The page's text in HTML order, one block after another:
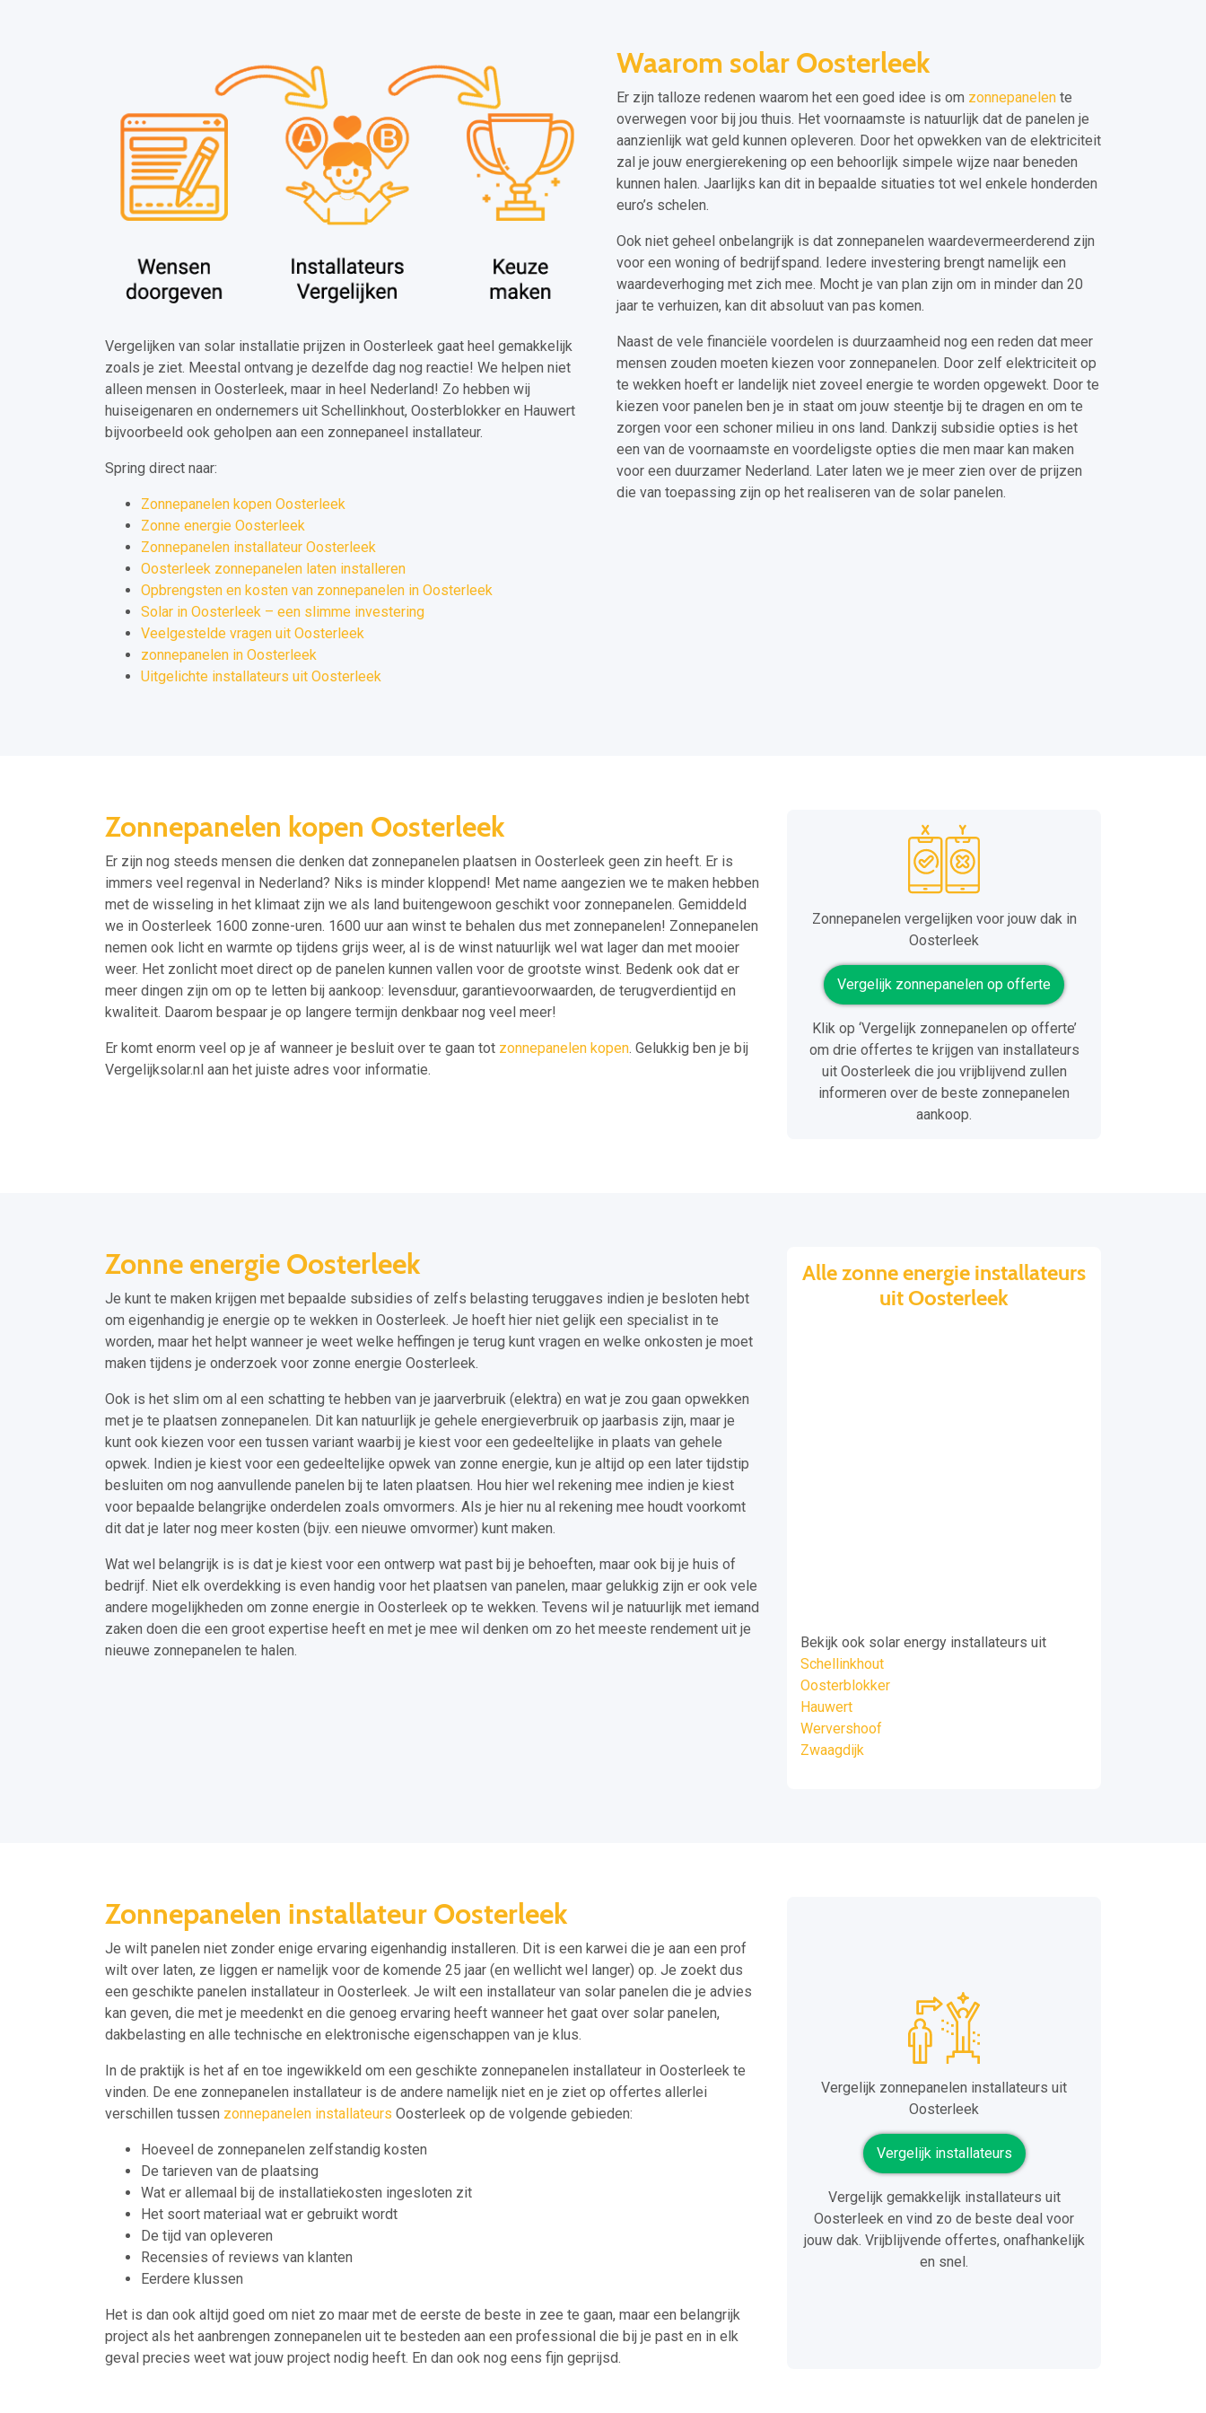
Vergelijken van solar installatie prijzen in Oosterleek gaat heel gemakkelijk
zoals je ziet. Meestal ontvang je dezelfde dag nog reactie! We helpen niet
alleen mensen in Oosterleek, maar in heel Nederland! Zo hebben wij
huiseigenaren en ondernemers uit Schellinkhout, Oosterblokker en Hauwert
bijvoorbeeld ook geholpen aan een zonnepaneel installateur.
Spring direct naar:
Zonnepanelen kopen Oosterleek
Zonne energie Oosterleek
Zonnepanelen installateur Oosterleek
Oosterleek zonnepanelen laten installeren
Opbrengsten en kosten van zonnepanelen in Oosterleek
Solar in Oosterleek – een slimme investering
Veelgestelde vragen uit Oosterleek
zonnepanelen in Oosterleek
Uitgelichte installateurs uit Oosterleek
Waarom solar Oosterleek
Er zijn talloze redenen waarom het een goed idee is om zonnepanelen te
overwegen voor bij jou thuis. Het voornaamste is natuurlijk dat de panelen je
aanzienlijk wat geld kunnen opleveren. Door het opwekken van de elektriciteit
zal je jouw energierekening op een behoorlijk simpele wijze naar beneden
kunnen halen. Jaarlijks kan dit in bepaalde situaties tot wel enkele honderden
euro’s schelen.
Ook niet geheel onbelangrijk is dat zonnepanelen waardevermeerderend zijn
voor een woning of bedrijfspand. Iedere investering brengt namelijk een
waardeverhoging met zich mee. Mocht je van plan zijn om in minder dan 20
jaar te verhuizen, kan dit absoluut van pas komen.
Naast de vele financiële voordelen is duurzaamheid nog een reden dat meer
mensen zouden moeten kiezen voor zonnepanelen. Door zelf elektriciteit op
te wekken hoeft er landelijk niet zoveel energie te worden opgewekt. Door te
kiezen voor panelen ben je in staat om jouw steentje bij te dragen en om te
zorgen voor een schoner milieu in ons land. Dankzij subsidie opties is het
een van de voornaamste en voordeligste opties die men maar kan maken
voor een duurzamer Nederland. Later laten we je meer zien over de prijzen
die van toepassing zijn op het realiseren van de solar panelen.
Zonnepanelen kopen Oosterleek
Er zijn nog steeds mensen die denken dat zonnepanelen plaatsen in Oosterleek geen zin heeft. Er is
immers veel regenval in Nederland? Niks is minder kloppend! Met name aangezien we te maken hebben
met de wisseling in het klimaat zijn we als land buitengewoon geschikt voor zonnepanelen. Gemiddeld
we in Oosterleek 1600 zonne-uren. 1600 uur aan winst te behalen dus met zonnepanelen! Zonnepanelen
nemen ook licht en warmte op tijdens grijs weer, al is de winst natuurlijk wel wat lager dan met mooier
weer. Het zonlicht moet direct op de panelen kunnen vallen voor de grootste winst. Bedenk ook dat er
meer dingen zijn om op te letten bij aankoop: levensduur, garantievoorwaarden, de terugverdientijd en
kwaliteit. Daarom bespaar je op langere termijn denkbaar nog veel meer!
Er komt enorm veel op je af wanneer je besluit over te gaan tot zonnepanelen kopen. Gelukkig ben je bij
Vergelijksolar.nl aan het juiste adres voor informatie.
Zonnepanelen vergelijken voor jouw dak in
Oosterleek
Vergelijk zonnepanelen op offerte
Klik op ‘Vergelijk zonnepanelen op offerte’
om drie offertes te krijgen van installateurs
uit Oosterleek die jou vrijblijvend zullen
informeren over de beste zonnepanelen
aankoop.
Zonne energie Oosterleek
Je kunt te maken krijgen met bepaalde subsidies of zelfs belasting teruggaves indien je besloten hebt
om eigenhandig je energie op te wekken in Oosterleek. Je hoeft hier niet gelijk een specialist in te
worden, maar het helpt wanneer je weet welke heffingen je terug kunt vragen en welke onkosten je moet
maken tijdens je onderzoek voor zonne energie Oosterleek.
Ook is het slim om al een schatting te hebben van je jaarverbruik (elektra) en wat je zou gaan opwekken
met je te plaatsen zonnepanelen. Dit kan natuurlijk je gehele energieverbruik op jaarbasis zijn, maar je
kunt ook kiezen voor een tussen variant waarbij je kiest voor een gedeeltelijke in plaats van gehele
opwek. Indien je kiest voor een gedeeltelijke opwek van zonne energie, kun je altijd op een later tijdstip
besluiten om nog aanvullende panelen bij te laten plaatsen. Hou hier wel rekening mee indien je kiest
voor bepaalde belangrijke onderdelen zoals omvormers. Als je hier nu al rekening mee houdt voorkomt
dit dat je later nog meer kosten (bijv. een nieuwe omvormer) kunt maken.
Wat wel belangrijk is is dat je kiest voor een ontwerp wat past bij je behoeften, maar ook bij je huis of
bedrijf. Niet elk overdekking is even handig voor het plaatsen van panelen, maar gelukkig zijn er ook vele
andere mogelijkheden om zonne energie in Oosterleek op te wekken. Tevens wil je natuurlijk met iemand
zaken doen die een groot expertise heeft en met je mee wil denken om zo het meeste rendement uit je
nieuwe zonnepanelen te halen.
Alle zonne energie installateurs
uit Oosterleek
Bekijk ook solar energy installateurs uit
Schellinkhout
Oosterblokker
Hauwert
Wervershoof
Zwaagdijk
Zonnepanelen installateur Oosterleek
Je wilt panelen niet zonder enige ervaring eigenhandig installeren. Dit is een karwei die je aan een prof
wilt over laten, ze liggen er namelijk voor de komende 25 jaar (en wellicht wel langer) op. Je zoekt dus
een geschikte panelen installateur in Oosterleek. Je wilt een installateur van solar panelen die je advies
kan geven, die met je meedenkt en die genoeg ervaring heeft wanneer het gaat over solar panelen,
dakbelasting en alle technische en elektronische eigenschappen van je klus.
In de praktijk is het af en toe ingewikkeld om een geschikte zonnepanelen installateur in Oosterleek te
vinden. De ene zonnepanelen installateur is de andere namelijk niet en je ziet op offertes allerlei
verschillen tussen zonnepanelen installateurs Oosterleek op de volgende gebieden:
Hoeveel de zonnepanelen zelfstandig kosten
De tarieven van de plaatsing
Wat er allemaal bij de installatiekosten ingesloten zit
Het soort materiaal wat er gebruikt wordt
De tijd van opleveren
Recensies of reviews van klanten
Eerdere klussen
Het is dan ook altijd goed om niet zo maar met de eerste de beste in zee te gaan, maar een belangrijk
project als het aanbrengen zonnepanelen uit te besteden aan een professional die bij je past en in elk
geval precies weet wat jouw project nodig heeft. En dan ook nog eens fijn geprijsd.
Vergelijk zonnepanelen installateurs uit
Oosterleek
Vergelijk installateurs
Vergelijk gemakkelijk installateurs uit
Oosterleek en vind zo de beste deal voor
jouw dak. Vrijblijvende offertes, onafhankelijk
en snel.